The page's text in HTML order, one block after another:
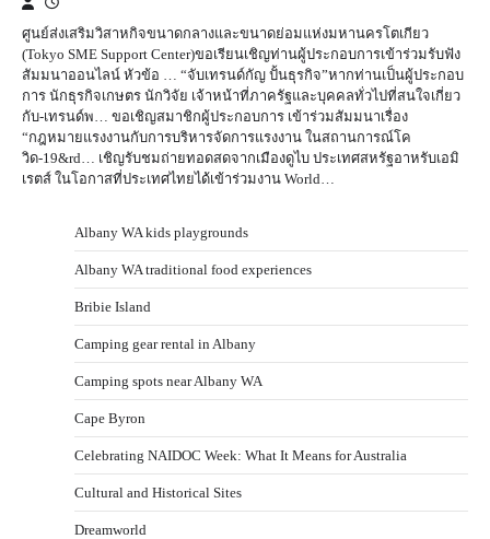
ศูนย์ส่งเสริมวิสาหกิจขนาดกลางและขนาดย่อมแห่งมหานครโตเกียว
(Tokyo SME Support Center)ขอเรียนเชิญท่านผู้ประกอบการเข้าร่วมรับฟัง
สัมมนาออนไลน์ หัวข้อ … “จับเทรนด์กัญ ปั้นธุรกิจ”หากท่านเป็นผู้ประกอบ
การ นักธุรกิจเกษตร นักวิจัย เจ้าหน้าที่ภาครัฐและบุคคลทั่วไปที่สนใจเกี่ยว
กับ-เทรนด์พ… ขอเชิญสมาชิกผู้ประกอบการ เข้าร่วมสัมมนาเรื่อง
“กฎหมายแรงงานกับการบริหารจัดการแรงงาน ในสถานการณ์โค
วิด-19&rd… เชิญรับชมถ่ายทอดสดจากเมืองดูไบ ประเทศสหรัฐอาหรับเอมิ
เรตส์ ในโอกาสที่ประเทศไทยได้เข้าร่วมงาน World…
Albany WA kids playgrounds
Albany WA traditional food experiences
Bribie Island
Camping gear rental in Albany
Camping spots near Albany WA
Cape Byron
Celebrating NAIDOC Week: What It Means for Australia
Cultural and Historical Sites
Dreamworld